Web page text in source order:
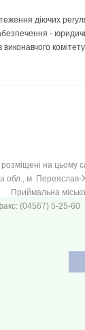
діючих
-
на цьому
обл., м.
Приймальна
(04567) 5-